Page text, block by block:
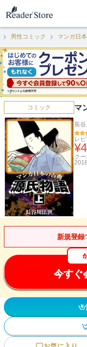
男性コミック マンガ日
コミック マ
長
レ
¥
ク
新規登録
今すぐ